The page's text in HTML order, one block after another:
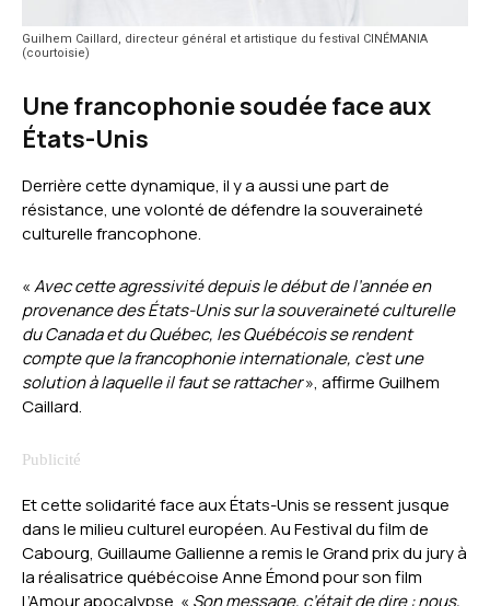
Guilhem Caillard, directeur général et artistique du festival CINÉMANIA
(courtoisie)
Une francophonie soudée face aux
États-Unis
Derrière cette dynamique, il y a aussi une part de
résistance, une volonté de défendre la souveraineté
culturelle francophone.
«Avec cette agressivité depuis le début de l’année en
provenance des États-Unis sur la souveraineté culturelle
du Canada et du Québec, les Québécois se rendent
compte que la francophonie internationale, c’est une
solution à laquelle il faut se rattacher», affirme Guilhem
Caillard.
Et cette solidarité face aux États-Unis se ressent jusque
dans le milieu culturel européen. Au Festival du film de
Cabourg, Guillaume Gallienne a remis le Grand prix du jury à
la réalisatrice québécoise Anne Émond pour son film
L’Amour apocalypse. « Son message, c’était de dire : nous,